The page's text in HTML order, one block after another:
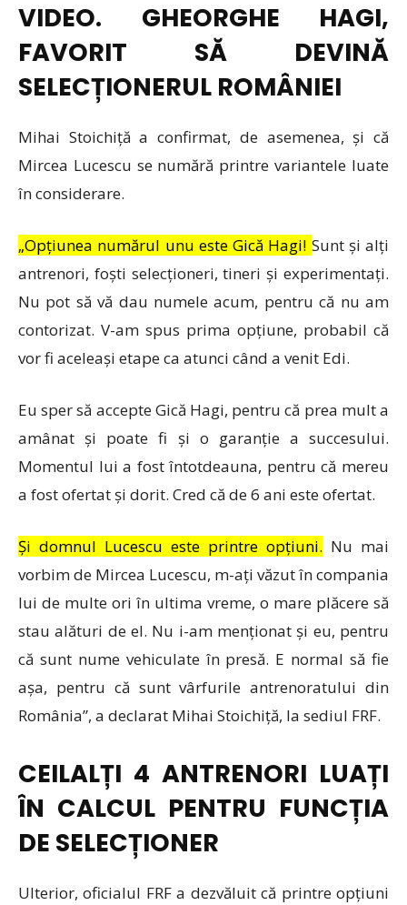
VIDEO. GHEORGHE HAGI,
FAVORIT SĂ DEVINĂ
SELECȚIONERUL ROMÂNIEI
Mihai Stoichiță a confirmat, de asemenea, și că
Mircea Lucescu se numără printre variantele luate
în considerare.
„Opțiunea numărul unu este Gică Hagi! Sunt și alți
antrenori, foști selecționeri, tineri și experimentați.
Nu pot să vă dau numele acum, pentru că nu am
contorizat. V-am spus prima opțiune, probabil că
vor fi aceleași etape ca atunci când a venit Edi.
Eu sper să accepte Gică Hagi, pentru că prea mult a
amânat și poate fi și o garanție a succesului.
Momentul lui a fost întotdeauna, pentru că mereu
a fost ofertat și dorit. Cred că de 6 ani este ofertat.
Și domnul Lucescu este printre opțiuni. Nu mai
vorbim de Mircea Lucescu, m-ați văzut în compania
lui de multe ori în ultima vreme, o mare plăcere să
stau alături de el. Nu i-am menționat și eu, pentru
că sunt nume vehiculate în presă. E normal să fie
așa, pentru că sunt vârfurile antrenoratului din
România”, a declarat Mihai Stoichiță, la sediul FRF.
CEILALȚI 4 ANTRENORI LUAȚI
ÎN CALCUL PENTRU FUNCȚIA
DE SELECȚIONER
Ulterior, oficialul FRF a dezvăluit că printre opțiuni